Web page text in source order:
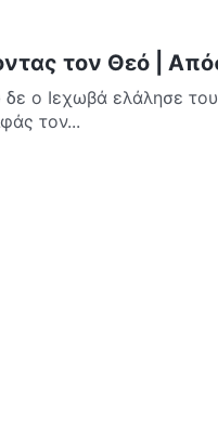
τον Θεό |
ο Ιεχωβά ελάλησε
τον...